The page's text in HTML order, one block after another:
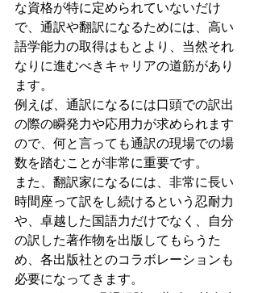
な資格が特に定められていないだけ
で、通訳や翻訳になるためには、高い
語学能力の取得はもとより、当然それ
なりに進むべきキャリアの道筋があり
ます。
例えば、通訳になるには口頭での訳出
の際の瞬発力や応用力が求められます
ので、何と言っても通訳の現場での場
数を踏むことが非常に重要です。
また、翻訳家になるには、非常に長い
時間座って訳をし続けるという忍耐力
や、卓越した国語力だけでなく、自分
の訳した著作物を出版してもらうた
め、各出版社とのコラボレーションも
必要になってきます。